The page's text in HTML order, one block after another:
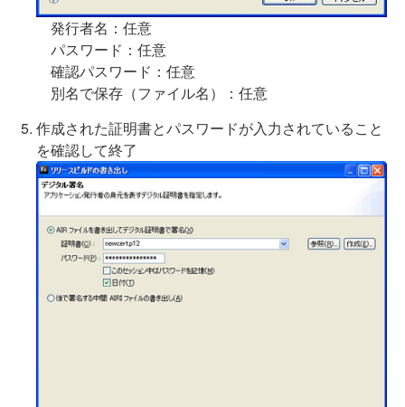
発行者名：任意
パスワード：任意
確認パスワード：任意
別名で保存（ファイル名）：任意
作成された証明書とパスワードが入力されていること
を確認して終了